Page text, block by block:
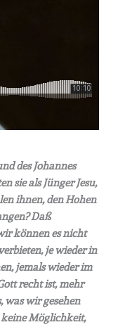
des Johannes
sie als Jünger Jesu,
ihnen, den Hohen
Daß
können es nicht
je wieder in
jemals wieder im
recht ist, mehr
was wir gesehen
keine Möglichkeit,